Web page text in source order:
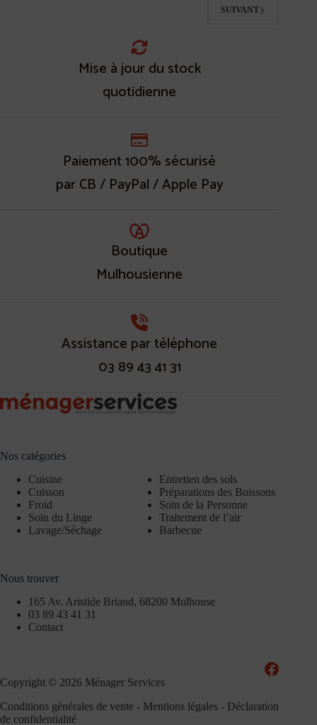
SUIVANT
Mise à jour du stock
quotidienne
Paiement 100% sécurisé
par CB / PayPal / Apple Pay
Boutique
Mulhousienne
Assistance par téléphone
03 89 43 41 31
Nos catégories
Cuisine
Cuisson
Froid
Soin du Linge
Lavage/Séchage
Entretien des sols
Préparations des Boissons
Soin de la Personne
Traitement de l’air
Barbecue
Nous trouver
165 Av. Aristide Briand, 68200 Mulhouse
03 89 43 41 31
Contact
Copyright © 2026 Ménager Services
Conditions générales de vente - Mentions légales - Déclaration
de confidentialité